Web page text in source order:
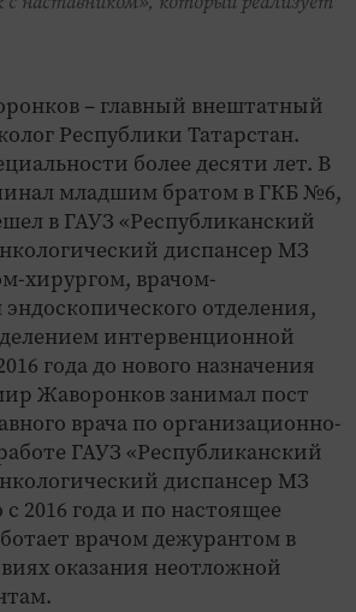
– главный внештатный
Республики Татарстан.
более десяти лет. В
младшим братом в ГКБ №6,
в ГАУЗ «Республиканский
диспансер МЗ
хирургом, врачом-
отделения,
интервенционной
года до нового назначения
Жаворонков занимал пост
врача по организационно-
ГАУЗ «Республиканский
диспансер МЗ
2016 года и по настоящее
врачом дежурантом в
оказания неотложной